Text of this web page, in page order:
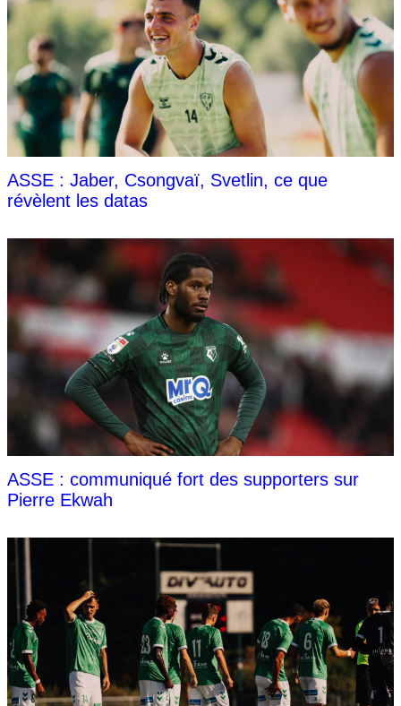
ASSE : Jaber, Csongvaï, Svetlin, ce que
révèlent les datas
ASSE : communiqué fort des supporters sur
Pierre Ekwah